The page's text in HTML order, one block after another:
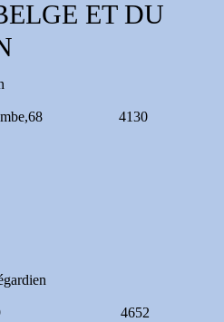
ET DU
4130
4652